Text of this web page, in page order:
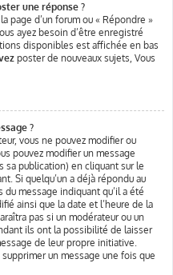
une réponse ?
page d’un forum ou « Répondre »
ayez besoin d’être enregistré
disponibles est affichée en bas
poster de nouveaux sujets, Vous
?
vous ne pouvez modifier ou
pouvez modifier un message
sa publication) en cliquant sur le
Si quelqu’un a déjà répondu au
message indiquant qu’il a été
ainsi que la date et l’heure de la
pas si un modérateur ou un
ils ont la possibilité de laisser
de leur propre initiative.
un message une fois que